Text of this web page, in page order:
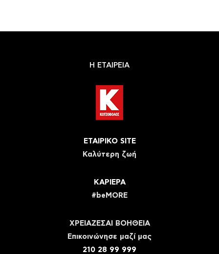
Η ΕΤΑΙΡΕΙΑ
ΕΤΑΙΡΙΚΟ SITE
Καλύτερη ζωή
ΚΑΡΙΕΡΑ
#beMORE
ΧΡΕΙΑΖΕΣΑΙ ΒΟΗΘΕΙΑ
Eπικοινώνησε μαζί μας
210 28 99 999